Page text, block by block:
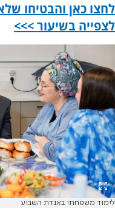
לחצו כאן והבטיחו
לצפייה בשיעור >>>
לימוד משפחתי באגדת השבוע